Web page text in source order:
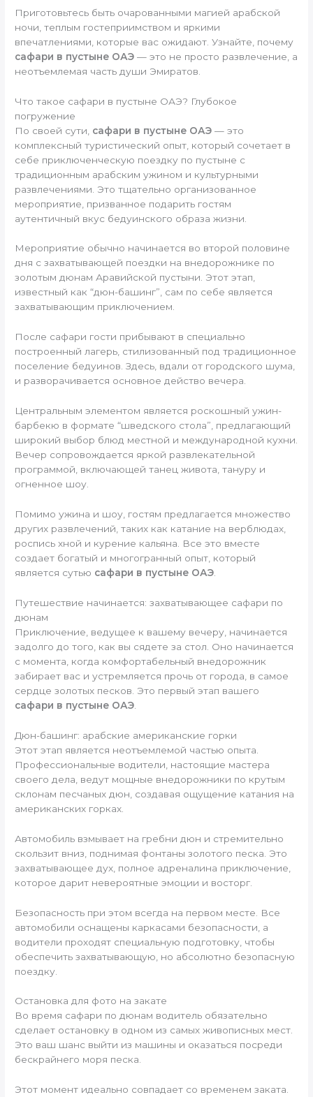
Приготовьтесь быть очарованными магией арабской
ночи, теплым гостеприимством и яркими
впечатлениями, которые вас ожидают. Узнайте, почему
сафари в пустыне ОАЭ — это не просто развлечение, а
неотъемлемая часть души Эмиратов.
Что такое сафари в пустыне ОАЭ? Глубокое
погружение
По своей сути, сафари в пустыне ОАЭ — это
комплексный туристический опыт, который сочетает в
себе приключенческую поездку по пустыне с
традиционным арабским ужином и культурными
развлечениями. Это тщательно организованное
мероприятие, призванное подарить гостям
аутентичный вкус бедуинского образа жизни.
Мероприятие обычно начинается во второй половине
дня с захватывающей поездки на внедорожнике по
золотым дюнам Аравийской пустыни. Этот этап,
известный как “дюн-башинг”, сам по себе является
захватывающим приключением.
После сафари гости прибывают в специально
построенный лагерь, стилизованный под традиционное
поселение бедуинов. Здесь, вдали от городского шума,
и разворачивается основное действо вечера.
Центральным элементом является роскошный ужин-
барбекю в формате “шведского стола”, предлагающий
широкий выбор блюд местной и международной кухни.
Вечер сопровождается яркой развлекательной
программой, включающей танец живота, тануру и
огненное шоу.
Помимо ужина и шоу, гостям предлагается множество
других развлечений, таких как катание на верблюдах,
роспись хной и курение кальяна. Все это вместе
создает богатый и многогранный опыт, который
является сутью сафари в пустыне ОАЭ
Путешествие начинается: захватывающее сафари по
дюнам
Приключение, ведущее к вашему вечеру, начинается
задолго до того, как вы сядете за стол. Оно начинается
с момента, когда комфортабельный внедорожник
забирает вас и устремляется прочь от города, в самое
сердце золотых песков. Это первый этап вашего
сафари в пустыне ОАЭ
Дюн-башинг: арабские американские горки
Этот этап является неотъемлемой частью опыта.
Профессиональные водители, настоящие мастера
своего дела, ведут мощные внедорожники по крутым
склонам песчаных дюн, создавая ощущение катания на
американских горках.
Автомобиль взмывает на гребни дюн и стремительно
скользит вниз, поднимая фонтаны золотого песка. Это
захватывающее дух, полное адреналина приключение,
которое дарит невероятные эмоции и восторг.
Безопасность при этом всегда на первом месте. Все
автомобили оснащены каркасами безопасности, а
водители проходят специальную подготовку, чтобы
обеспечить захватывающую, но абсолютно безопасную
поездку.
Остановка для фото на закате
Во время сафари по дюнам водитель обязательно
сделает остановку в одном из самых живописных мест.
Это ваш шанс выйти из машины и оказаться посреди
бескрайнего моря песка.
Этот момент идеально совпадает со временем заката.